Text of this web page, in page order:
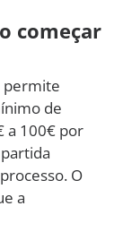
começar
permite
de
a 100€ por
O
a